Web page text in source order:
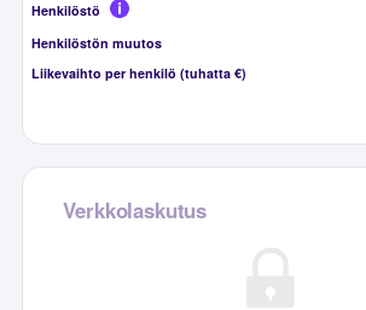
Henkilöstö
Henkilöstön muutos
Liikevaihto per henkilö (tuhatta €)
Verkkolaskutus